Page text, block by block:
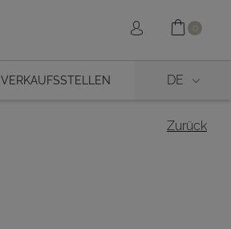
Sign in 0
VERKAUFSSTELLEN DE
Zurück